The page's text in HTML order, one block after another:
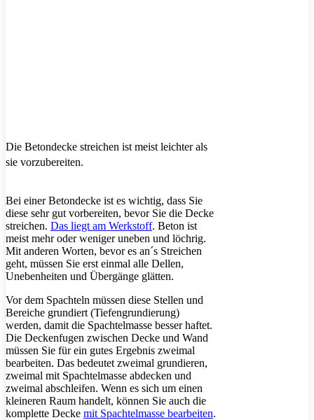
Die Betondecke streichen ist meist leichter als
sie vorzubereiten.
Bei einer Betondecke ist es wichtig, dass Sie
diese sehr gut vorbereiten, bevor Sie die Decke
streichen. Das liegt am Werkstoff. Beton ist
meist mehr oder weniger uneben und löchrig.
Mit anderen Worten, bevor es an´s Streichen
geht, müssen Sie erst einmal alle Dellen,
Unebenheiten und Übergänge glätten.
Vor dem Spachteln müssen diese Stellen und
Bereiche grundiert (Tiefengrundierung)
werden, damit die Spachtelmasse besser haftet.
Die Deckenfugen zwischen Decke und Wand
müssen Sie für ein gutes Ergebnis zweimal
bearbeiten. Das bedeutet zweimal grundieren,
zweimal mit Spachtelmasse abdecken und
zweimal abschleifen. Wenn es sich um einen
kleineren Raum handelt, können Sie auch die
komplette Decke mit Spachtelmasse bearbeiten.